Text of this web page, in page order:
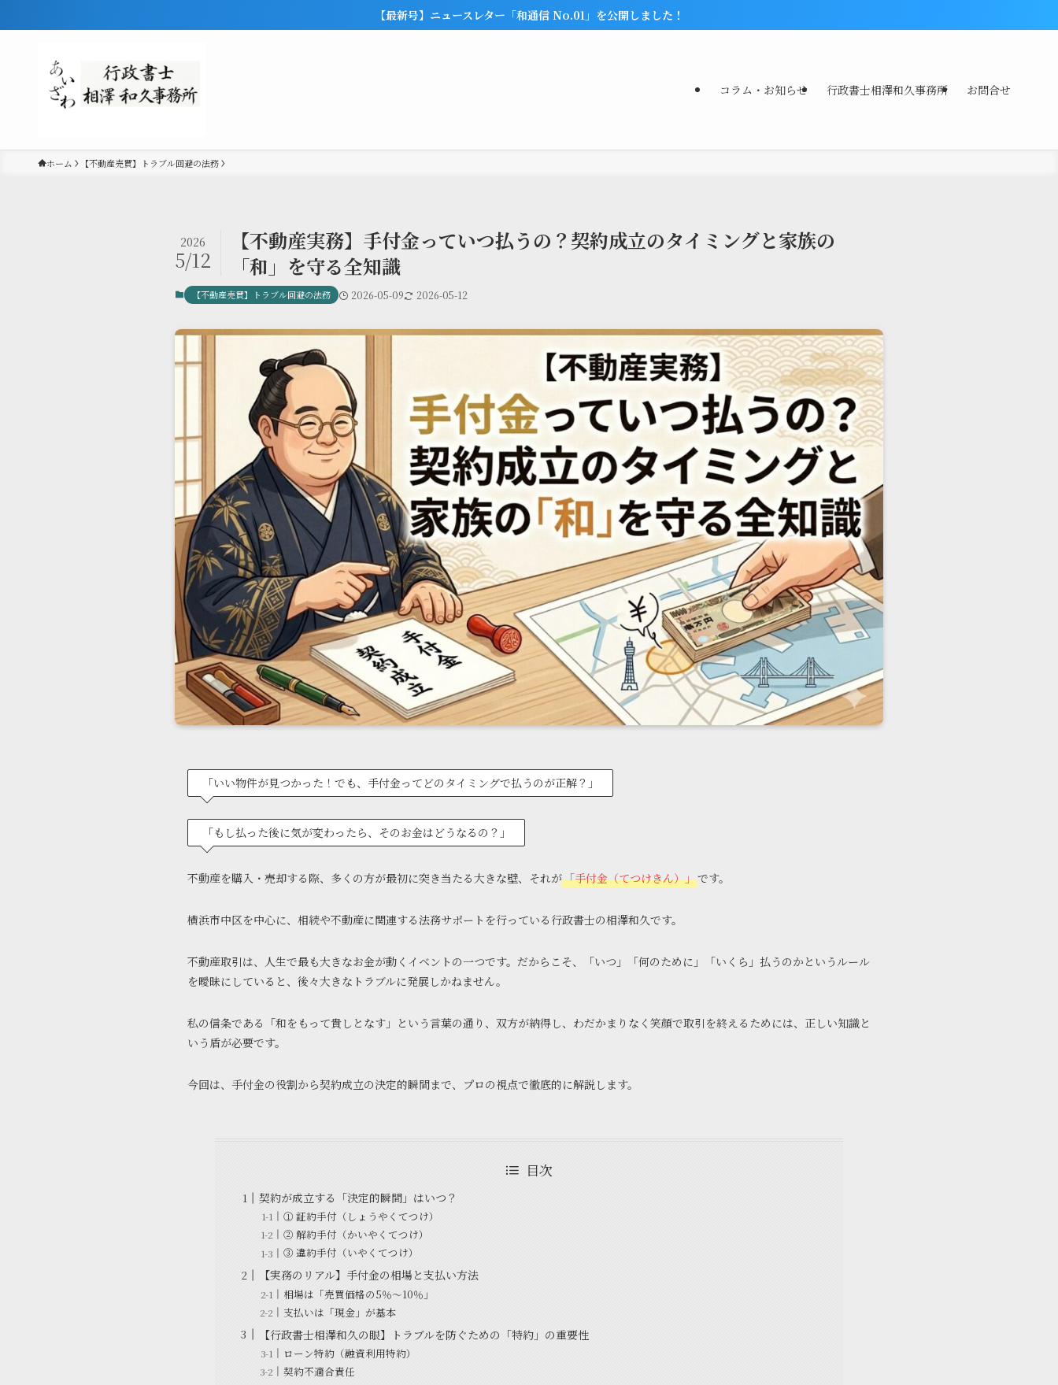
【最新号】ニュースレター「和通信 No.01」を公開しました！
コラム・お知らせ 行政書士相澤和久事務所 お問合せ
ホーム 【不動産売買】トラブル回避の法務
【不動産実務】手付金っていつ払うの？契約成立のタイミングと家族の
「和」を守る全知識
2026
5/12
【不動産売買】トラブル回避の法務 2026-05-09 2026-05-12
「いい物件が見つかった！でも、手付金ってどのタイミングで払うのが正解？」
「もし払った後に気が変わったら、そのお金はどうなるの？」
不動産を購入・売却する際、多くの方が最初に突き当たる大きな壁、それが「手付金（てつけきん）」です。
横浜市中区を中心に、相続や不動産に関連する法務サポートを行っている行政書士の相澤和久です。
不動産取引は、人生で最も大きなお金が動くイベントの一つです。だからこそ、「いつ」「何のために」「いくら」払うのかというルール
を曖昧にしていると、後々大きなトラブルに発展しかねません。
私の信条である「和をもって貴しとなす」という言葉の通り、双方が納得し、わだかまりなく笑顔で取引を終えるためには、正しい知識と
いう盾が必要です。
今回は、手付金の役割から契約成立の決定的瞬間まで、プロの視点で徹底的に解説します。
目次
契約が成立する「決定的瞬間」はいつ？
① 証約手付（しょうやくてつけ）
② 解約手付（かいやくてつけ）
③ 違約手付（いやくてつけ）
【実務のリアル】手付金の相場と支払い方法
相場は「売買価格の5％〜10％」
支払いは「現金」が基本
【行政書士相澤和久の眼】トラブルを防ぐための「特約」の重要性
ローン特約（融資利用特約）
契約不適合責任